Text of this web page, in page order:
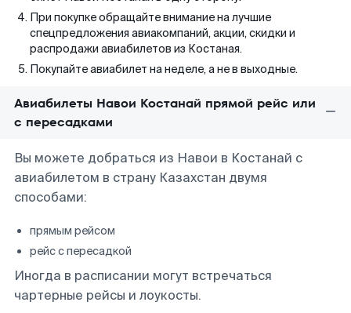
При покупке обращайте внимание на лучшие
спецпредложения авиакомпаний, акции, скидки и
распродажи авиабилетов из Костаная.
Покупайте авиабилет на неделе, а не в выходные.
Авиабилеты Навои Костанай прямой рейс или
с пересадками
Вы можете добраться из Навои в Костанай с
авиабилетом в страну Казахстан двумя
способами:
прямым рейсом
рейс с пересадкой
Иногда в расписании могут встречаться
чартерные рейсы и лоукосты.